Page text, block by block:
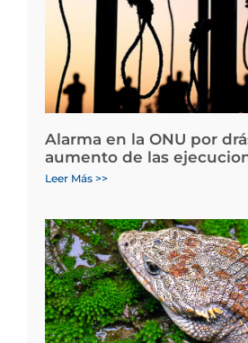
Alarma en la ONU por
aumento de las
Leer Más >>